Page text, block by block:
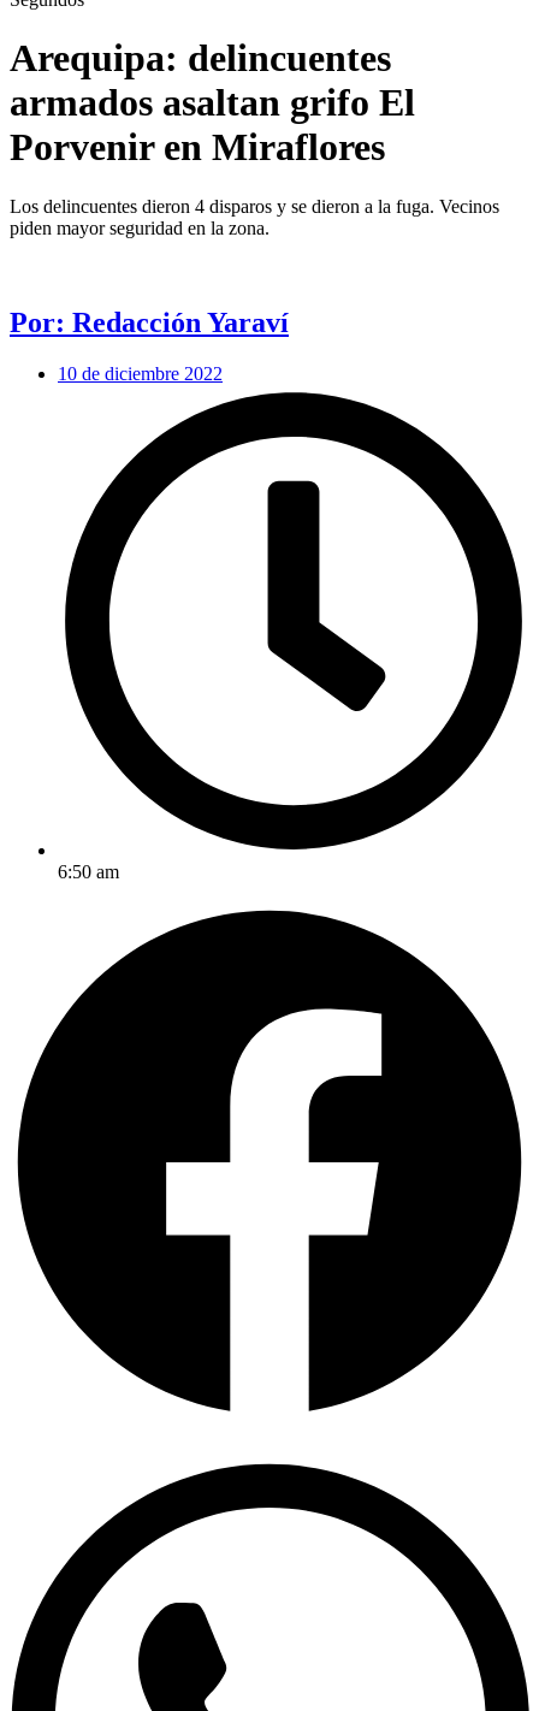
Arequipa: delincuentes
armados asaltan grifo El
Porvenir en Miraflores
Los delincuentes dieron 4 disparos y se dieron a la fuga. Vecinos
piden mayor seguridad en la zona.
Por: Redacción Yaraví
10 de diciembre 2022
6:50 am